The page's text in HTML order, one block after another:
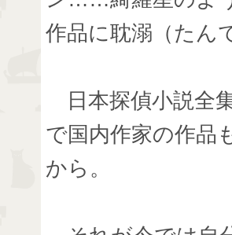
作品に耽溺（たん
日本探偵小説全
で国内作家の作品
から。